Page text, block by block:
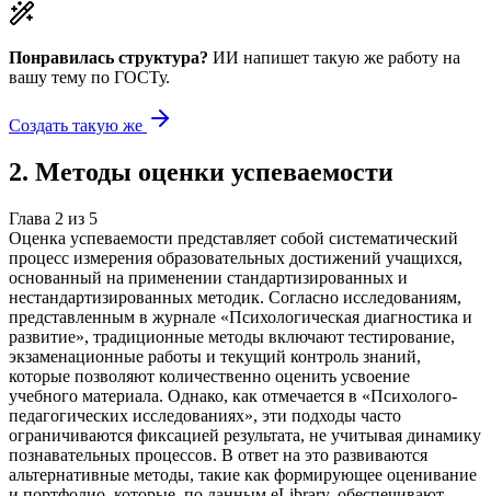
Понравилась структура? ИИ напишет такую же работу на
вашу тему по ГОСТу.
Создать такую же
2. Методы оценки успеваемости
Глава 2 из 5
Оценка успеваемости представляет собой систематический
процесс измерения образовательных достижений учащихся,
основанный на применении стандартизированных и
нестандартизированных методик. Согласно исследованиям,
представленным в журнале «Психологическая диагностика и
развитие», традиционные методы включают тестирование,
экзаменационные работы и текущий контроль знаний,
которые позволяют количественно оценить усвоение
учебного материала. Однако, как отмечается в «Психолого-
педагогических исследованиях», эти подходы часто
ограничиваются фиксацией результата, не учитывая динамику
познавательных процессов. В ответ на это развиваются
альтернативные методы, такие как формирующее оценивание